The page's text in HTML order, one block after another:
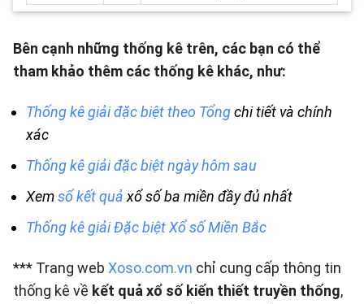
Bên cạnh những thống kê trên, các bạn có thể
tham khảo thêm các thống kê khác, như:
Thống kê giải đặc biệt theo Tổngchi tiết và chính
xác
Thống kê giải đặc biệt ngày hôm sau
Xemsổ kết quảxổ số ba miền đầy đủ nhất
Thống kê giải Đặc biệt Xổ số Miền Bắc
*** Trang web Xoso.com.vn chỉ cung cấp thông tin
thống kê về kết quả xổ số kiến thiết truyền thống,